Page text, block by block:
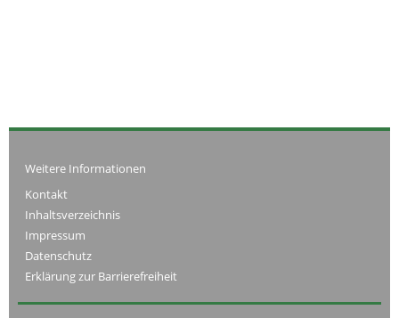
Weitere Informationen
Kontakt
Inhaltsverzeichnis
Impressum
Datenschutz
Erklärung zur Barrierefreiheit